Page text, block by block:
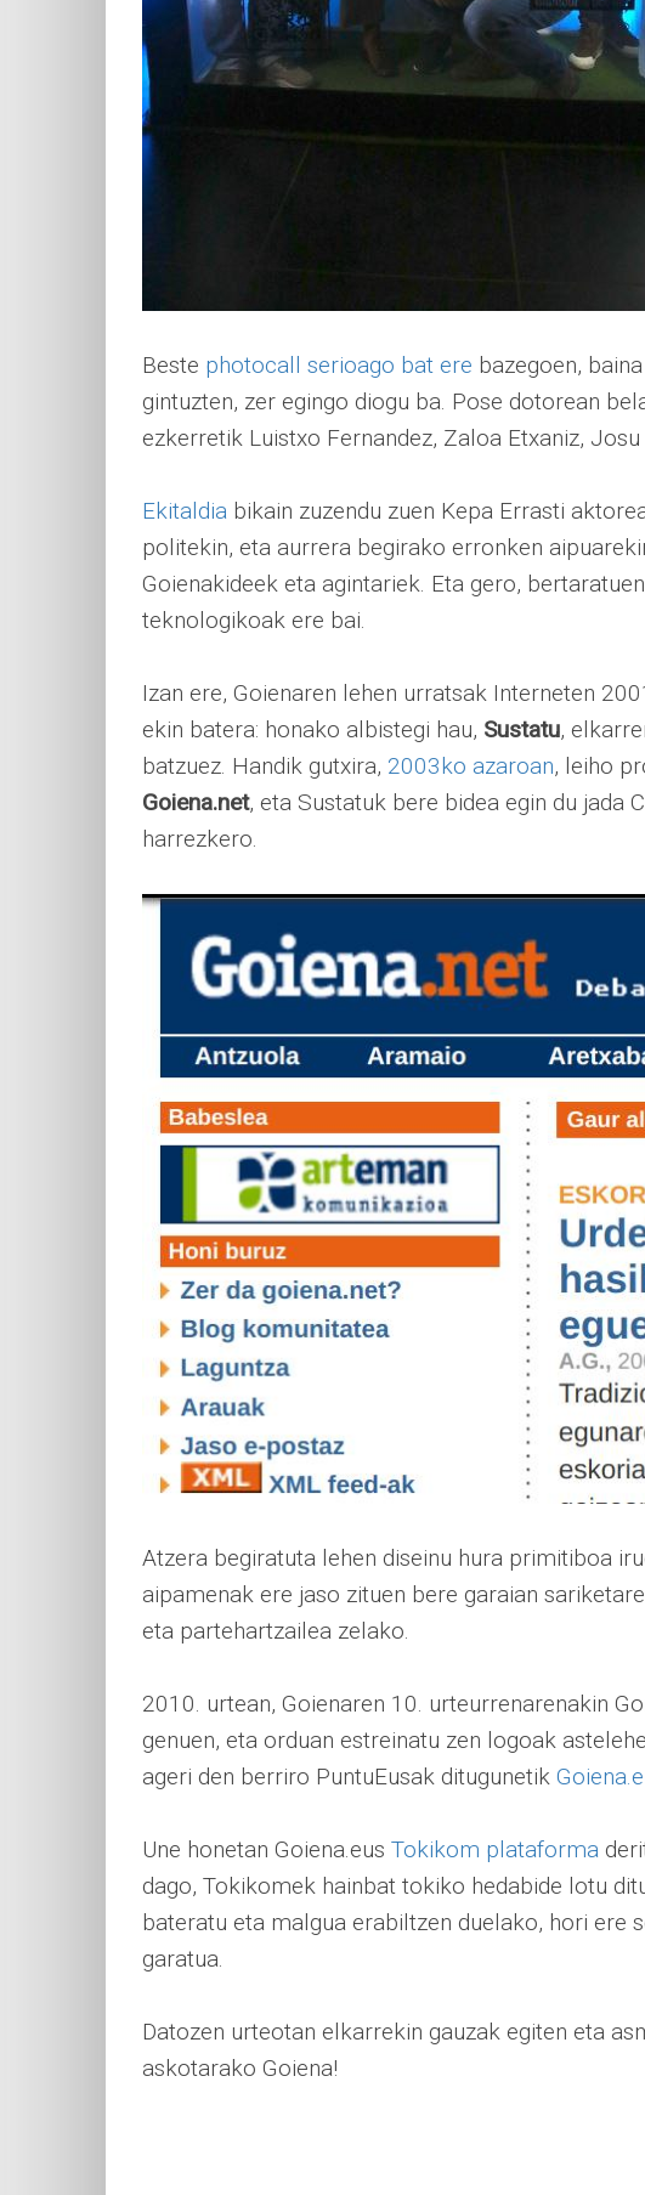
Beste photocall serioago bat ere bazegoen,
gintuzten, zer egingo diogu ba. Pose dotorean
ezkerretik Luistxo Fernandez, Zaloa Etxaniz,
Ekitaldia bikain zuzendu zuen Kepa Errasti
politekin, eta aurrera begirako erronken
Goienakideek eta agintariek. Eta gero,
teknologikoak ere bai.
Izan ere, Goienaren lehen urratsak Interneten
ekin batera: honako albistegi hau, Sustatu,
batzuez. Handik gutxira, 2003ko azaroan, leiho
Goiena.net, eta Sustatuk bere bidea egin du jada
harrezkero.
Atzera begiratuta lehen diseinu hura primitiboa
aipamenak ere jaso zituen bere garaian
eta partehartzailea zelako.
2010. urtean, Goienaren 10. urteurrenarenakin
genuen, eta orduan estreinatu zen logoak
ageri den berriro PuntuEusak ditugunetik
Une honetan Goiena.eus Tokikom plataforma
dago, Tokikomek hainbat tokiko hedabide lotu
bateratu eta malgua erabiltzen duelako, hori ere
garatua.
Datozen urteotan elkarrekin gauzak egiten eta
askotarako Goiena!